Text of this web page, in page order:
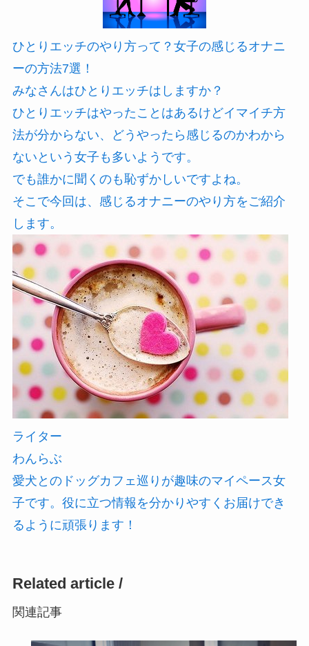
ひとりエッチのやり方って？女子の感じるオナニ
ーの方法7選！
みなさんはひとりエッチはしますか？
ひとりエッチはやったことはあるけどイマイチ方
法が分からない、どうやったら感じるのかわから
ないという女子も多いようです。
でも誰かに聞くのも恥ずかしいですよね。
そこで今回は、感じるオナニーのやり方をご紹介
します。
ライター
わんらぶ
愛犬とのドッグカフェ巡りが趣味のマイペース女
子です。役に立つ情報を分かりやすくお届けでき
るように頑張ります！
Related article /
関連記事